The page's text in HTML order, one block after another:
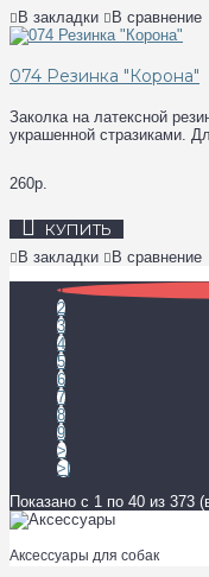
В закладки В сравнение
074 Резинка "Корона"
Заколка на латексной
украшенной стразиками.
260р.
КУПИТЬ
В закладки
В сравнение
1
2
3
4
5
6
7
8
9
>
>|
Показано с 1 по 40 из 373
Аксессуары для собак